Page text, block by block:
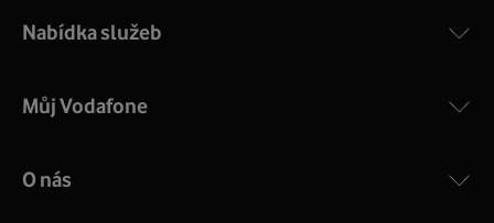
COMPAL CH7465VF
Nabídka služeb
Můj Vodafone
O nás